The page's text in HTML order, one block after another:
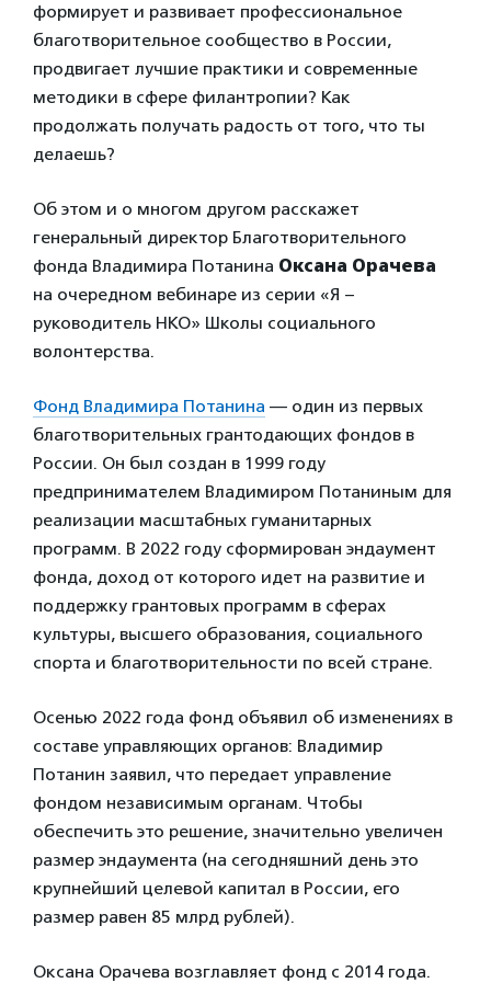
формирует и развивает профессиональное
благотворительное сообщество в России,
продвигает лучшие практики и современные
методики в сфере филантропии? Как
продолжать получать радость от того, что ты
делаешь?
Об этом и о многом другом расскажет
генеральный директор Благотворительного
фонда Владимира Потанина Оксана Орачева
на очередном вебинаре из серии «Я –
руководитель НКО» Школы социального
волонтерства.
Фонд Владимира Потанина — один из первых
благотворительных грантодающих фондов в
России. Он был создан в 1999 году
предпринимателем Владимиром Потаниным для
реализации масштабных гуманитарных
программ. В 2022 году сформирован эндаумент
фонда, доход от которого идет на развитие и
поддержку грантовых программ в сферах
культуры, высшего образования, социального
спорта и благотворительности по всей стране.
Осенью 2022 года фонд объявил об изменениях в
составе управляющих органов: Владимир
Потанин заявил, что передает управление
фондом независимым органам. Чтобы
обеспечить это решение, значительно увеличен
размер эндаумента (на сегодняшний день это
крупнейший целевой капитал в России, его
размер равен 85 млрд рублей).
Оксана Орачева возглавляет фонд с 2014 года.